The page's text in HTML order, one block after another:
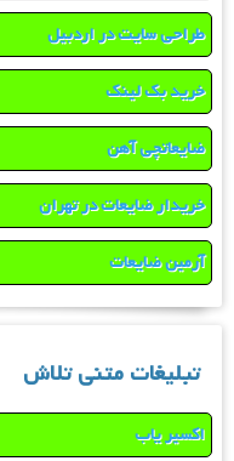
طراحی سایت در اردبیل
خرید بک لینک
ضایعاتچی آهن
خریدار ضایعات در تهران
آرمین ضایعات
تبلیغات متنی تلاش
اکسیر یاب